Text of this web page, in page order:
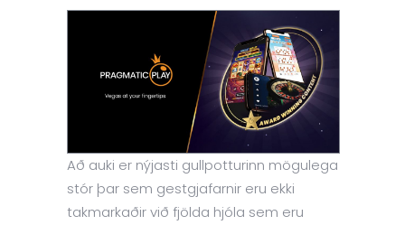
Að auki er nýjasti gullpotturinn mögulega
stór þar sem gestgjafarnir eru ekki
takmarkaðir við fjölda hjóla sem eru